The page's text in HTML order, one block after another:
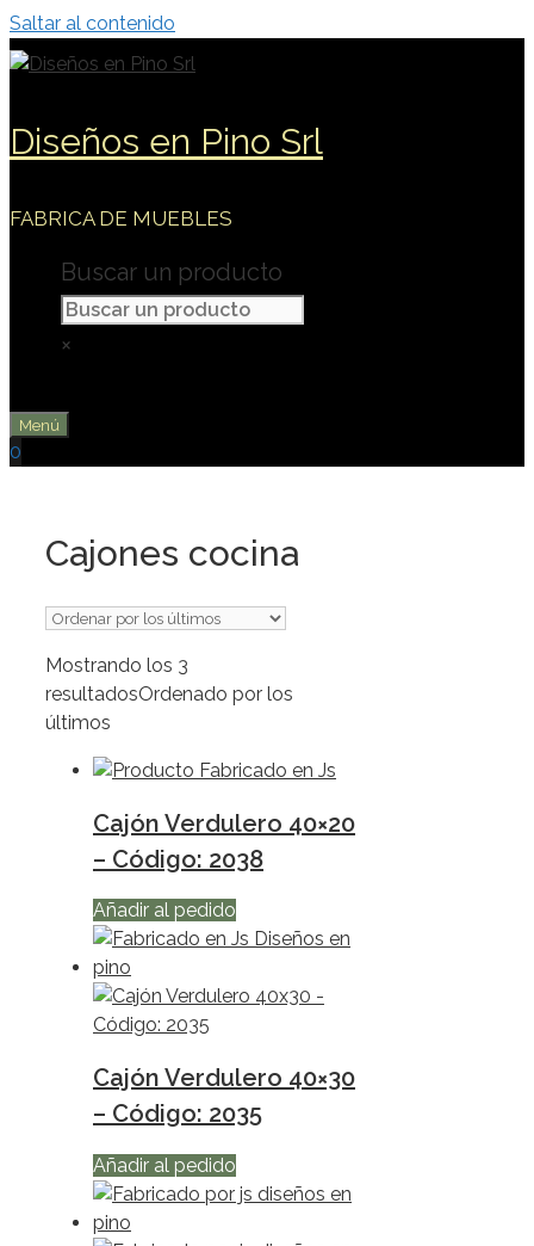
Saltar al contenido
Diseños en Pino Srl
FABRICA DE MUEBLES
Buscar un producto
×
Menú
0
Cajones cocina
Mostrando los 3
resultadosOrdenado por los
últimos
Cajón Verdulero 40×20
– Código: 2038
Añadir al pedido
Cajón Verdulero 40×30
– Código: 2035
Añadir al pedido